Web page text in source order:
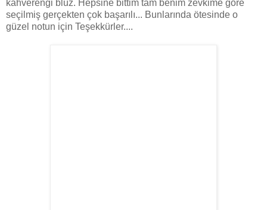
kahverengi bluz. Hepsine bittim tam benim zevkime göre
seçilmiş gerçekten çok başarılı... Bunlarında ötesinde o
güzel notun için Teşekkürler....